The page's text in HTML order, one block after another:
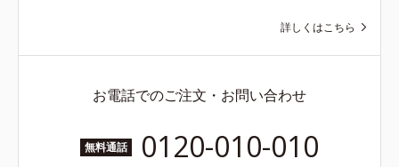
詳しくはこちら
お電話でのご注文・お問い合わせ
無料通話 0120-010-010